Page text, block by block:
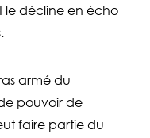
le décline en écho
armé du
pouvoir de
faire partie du